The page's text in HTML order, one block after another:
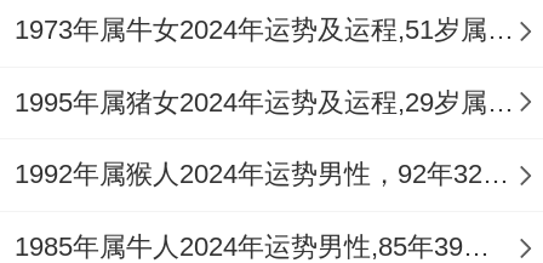
孤」，向内「除晦」，才能显化「红鸾」之
1956年丙申猴（虚岁71）：此年天克地冲之
势显著。但生于丙申年者，流年天干丙火为
1973年属牛女2024年运势及运程,51岁属牛人2024全年每月运势女性如何
1995年属猪女2024年运势及运程,29岁属猪人2024全年每月运势女性如何
1992年属猴人2024年运势男性，92年32岁属猴男2024年每月运程怎么样
1985年属牛人2024年运势男性,85年39岁属牛男2024年每月运程怎么样